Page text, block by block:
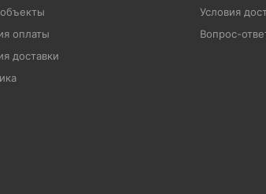
оплаты
доставки
Условия
Вопрос-